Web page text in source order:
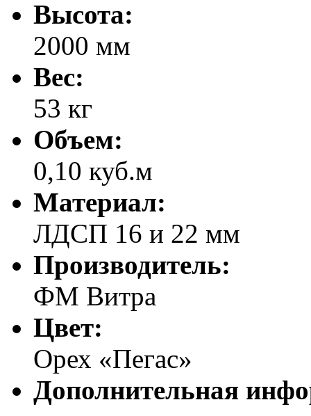
Высота:
2000 мм
Вес:
53 кг
Объем:
0,10 куб.м
Материал:
ЛДСП 16 и 22 мм
Производитель:
ФМ Витра
Цвет:
Орех «Пегас»
Дополнительная